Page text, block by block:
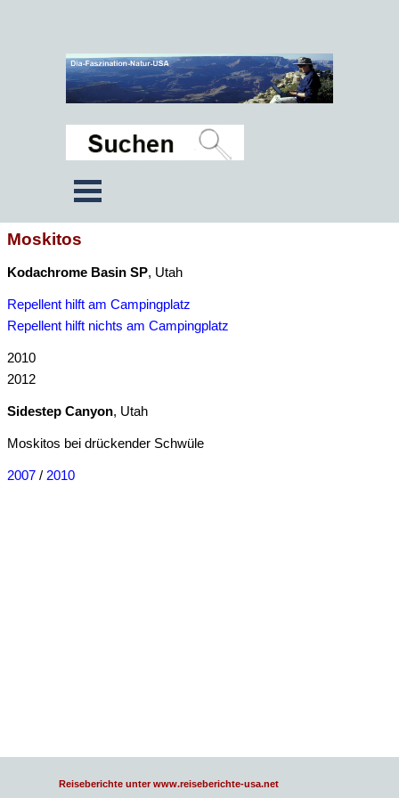
Moskitos
Kodachrome Basin SP, Utah
Repellent hilft am Campingplatz
Repellent hilft nichts am Campingplatz
2010
2012
Sidestep Canyon, Utah
Moskitos bei drückender Schwüle
2007 / 2010
Reiseberichte unter www.reiseberichte-usa.net